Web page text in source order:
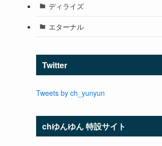
ディライズ
エターナル
Twitter
Tweets by ch_yunyun
chゆんゆん 特設サイト